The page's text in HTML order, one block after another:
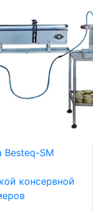
Besteq-SM
консервной